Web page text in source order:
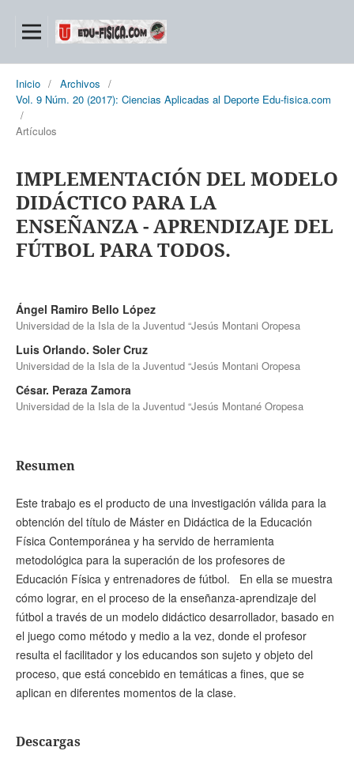
Inicio / Archivos
/
Vol. 9 Núm. 20 (2017): Ciencias Aplicadas al Deporte Edu-fisica.com
/
Artículos
IMPLEMENTACIÓN DEL MODELO
DIDÁCTICO PARA LA
ENSEÑANZA - APRENDIZAJE DEL
FÚTBOL PARA TODOS.
Ángel Ramiro Bello López
Universidad de la Isla de la Juventud “Jesús Montani Oropesa
Luis Orlando. Soler Cruz
Universidad de la Isla de la Juventud “Jesús Montani Oropesa
César. Peraza Zamora
Universidad de la Isla de la Juventud “Jesús Montané Oropesa
Resumen
Este trabajo es el producto de una investigación válida para la
obtención del título de Máster en Didáctica de la Educación
Física Contemporánea y ha servido de herramienta
metodológica para la superación de los profesores de
Educación Física y entrenadores de fútbol. En ella se muestra
cómo lograr, en el proceso de la enseñanza-aprendizaje del
fútbol a través de un modelo didáctico desarrollador, basado en
el juego como método y medio a la vez, donde el profesor
resulta el facilitador y los educandos son sujeto y objeto del
proceso, que está concebido en temáticas a fines, que se
aplican en diferentes momentos de la clase.
Descargas